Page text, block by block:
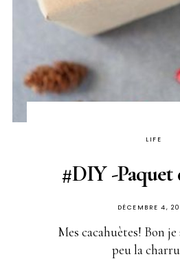
LIFE
#DIY -Paquet
PUBLIÉ
SUR
DÉCEMBRE 4,
Mes cacahuètes! Bon
peu la